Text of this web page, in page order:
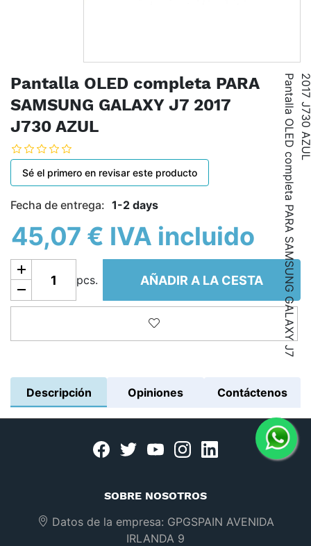
P
a
n
t
a
l
l
a
O
L
E
D
c
o
m
p
l
e
t
a
P
A
R
A
S
A
M
S
U
N
G
G
A
L
A
X
Y
J
7
2
0
1
7
J
7
3
0
A
Z
U
Pantalla OLED completa PARA
SAMSUNG GALAXY J7 2017
J730 AZUL
Sé el primero en revisar este producto
Fecha de entrega: 1-2 days
45,07 € IVA incluido
Añadir a la cesta
pcs.
AÑADIR A LA CESTA
Añadir a la lista de deseos
Descripción Opiniones Contáctenos
Facebook
twitteryoutubeinstagramlinkedin
SOBRE NOSOTROS
Datos de la empresa: GPGSPAIN AVENIDA
IRLANDA 9